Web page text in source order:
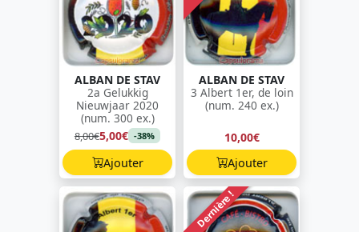
ALBAN DE STAV
2a Gelukkig
Nieuwjaar 2020
(num. 300 ex.)
8,00€5,00€ -38%
Ajouter
ALBAN DE STAV
3 Albert 1er, de loin
(num. 240 ex.)
10,00€
Ajouter
Dernière !